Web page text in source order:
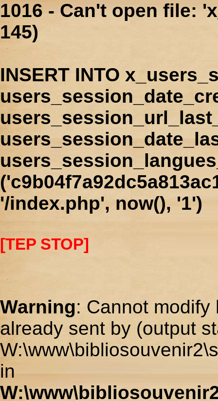
1016 - Can't open file:
145)
INSERT INTO
'/index.php', now(), '1')
[TEP STOP]
Warning: Cannot
already sent by (output
in